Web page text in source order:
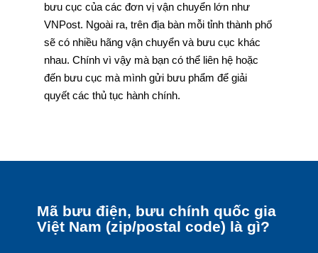
bưu cục của các đơn vị vận chuyển lớn như
VNPost. Ngoài ra, trên địa bàn mỗi tỉnh thành phố
sẽ có nhiều hãng vận chuyển và bưu cục khác
nhau. Chính vì vậy mà bạn có thể liên hệ hoặc
đến bưu cục mà mình gửi bưu phẩm để giải
quyết các thủ tục hành chính.
Mã bưu điện, bưu chính quốc gia
Việt Nam (zip/postal code) là gì?